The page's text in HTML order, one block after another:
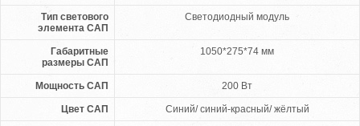
Тип светового
элемента САП
Светодиодный модуль
Габаритные
размеры САП
1050*275*74 мм
Мощность САП 200 Вт
Цвет САП Синий/ синий-красный/ жёлтый